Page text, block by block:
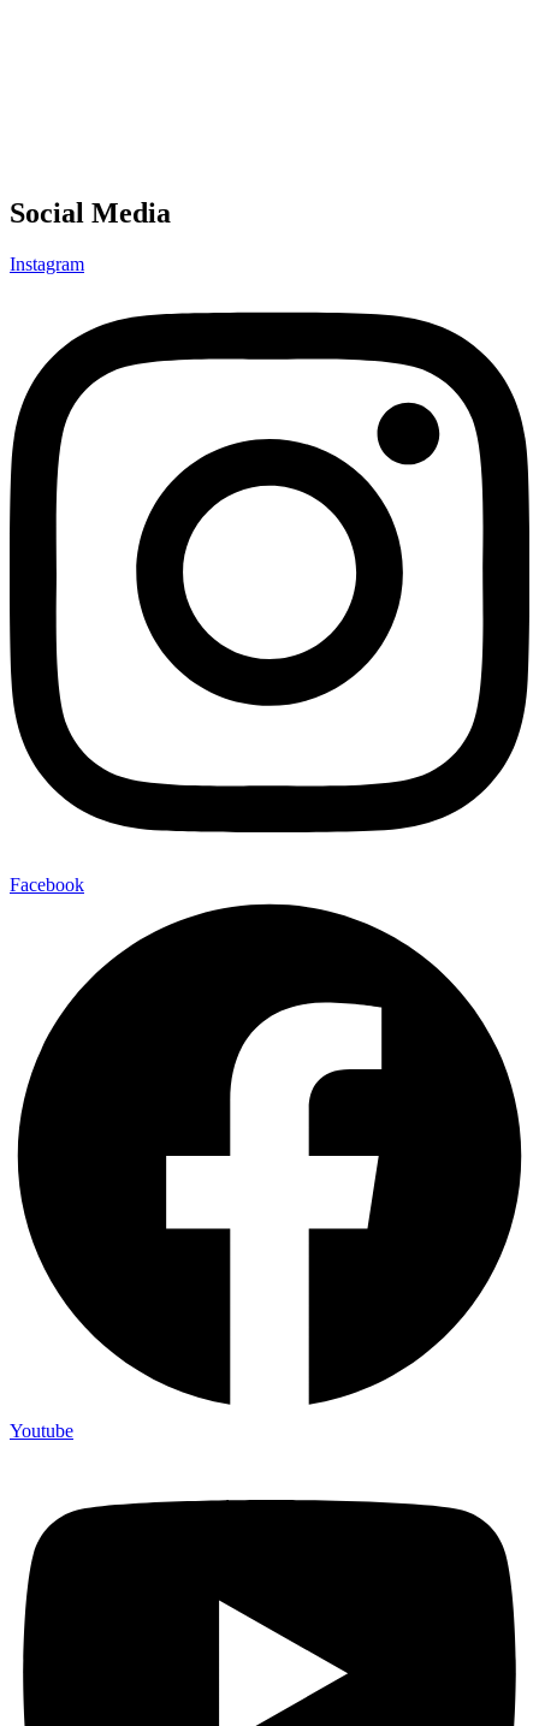
Social Media
Instagram
Facebook
Youtube